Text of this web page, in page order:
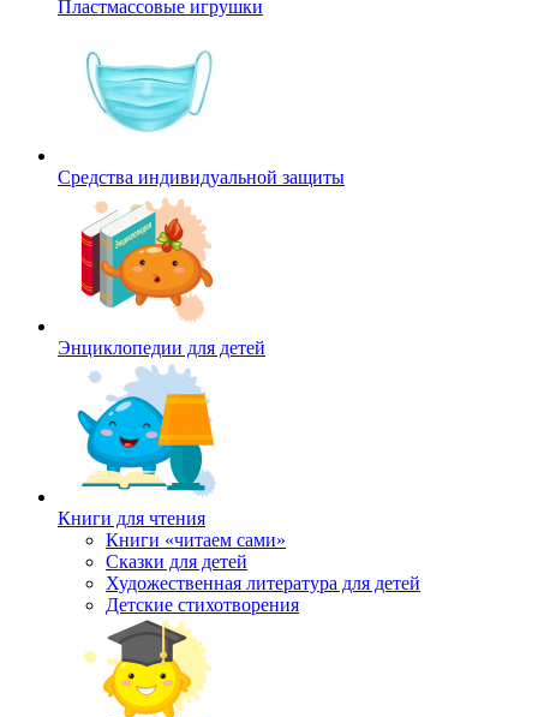
Пластмассовые игрушки
Средства индивидуальной защиты
Энциклопедии для детей
Книги для чтения
Книги «читаем сами»
Сказки для детей
Художественная литература для детей
Детские стихотворения